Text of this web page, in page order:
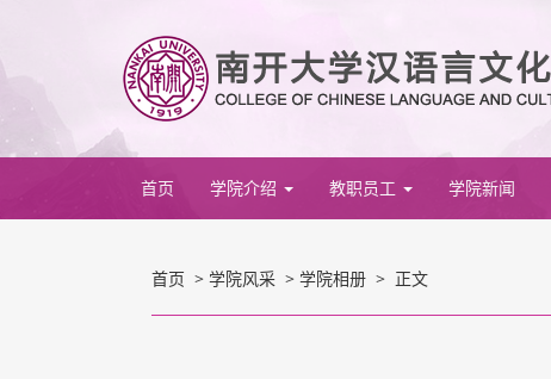
首页 学院介绍 教职员工 学院新闻
首页 > 学院风采 > 学院相册 > 正文